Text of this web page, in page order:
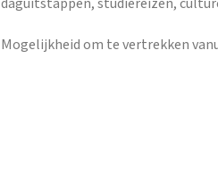
daguitstappen, studiereizen,
Mogelijkheid om te vertrekken